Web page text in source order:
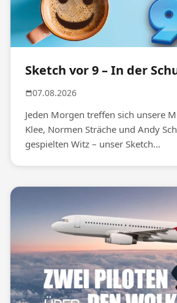
Sketch vor 9 – In der
07.08.2026
Jeden Morgen treffen sich unsere
Klee, Normen Sträche und Andy
gespielten Witz – unser Sketch...